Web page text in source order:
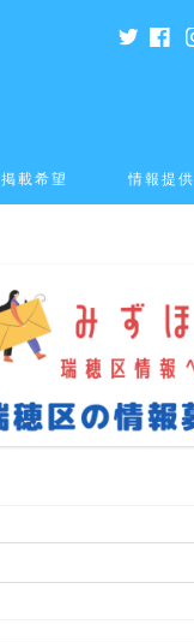
掲載希望 情報提供